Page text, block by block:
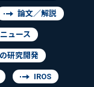
論文／解説
ニュース
研究開発
IROS